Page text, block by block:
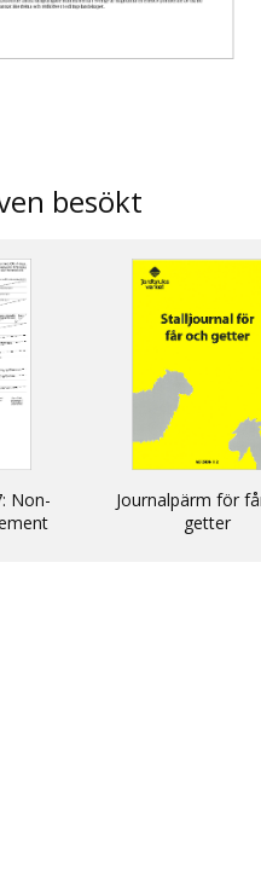
besökt
Non-
Journalpärm för
getter